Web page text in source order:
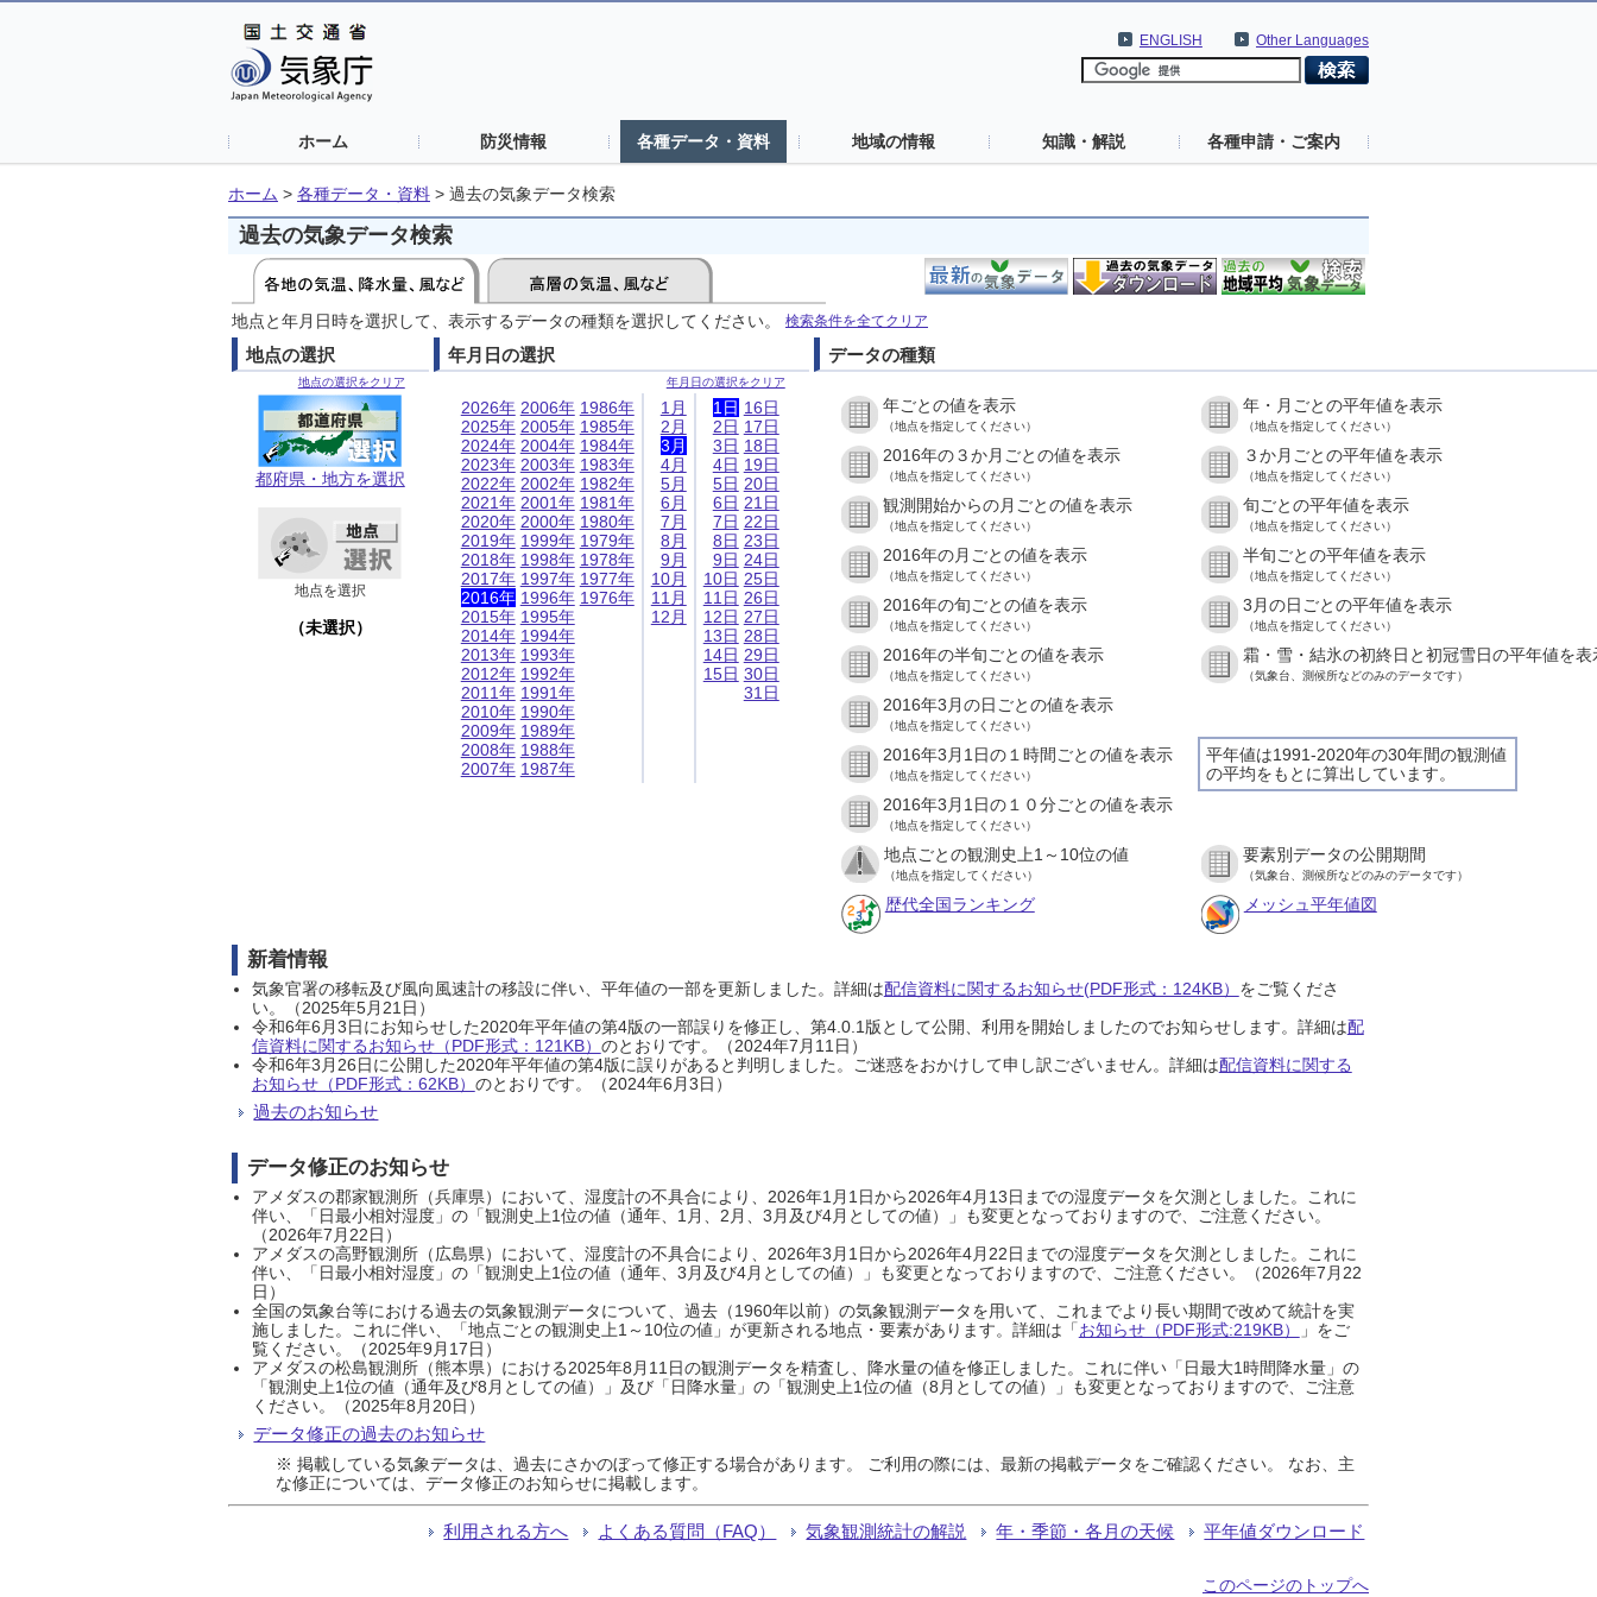
Other Languages
ENGLISH
ホーム 防災情報 各種データ・資料 地域の情報 知識・解説 各種申請・ご案内
ホーム > 各種データ・資料 > 過去の気象データ検索
過去の気象データ検索
地点と年月日時を選択して、表示するデータの種類を選択してください。 検索条件を全てクリア
地点の選択
地点の選択をクリア
都府県・地方を選択
地点を選択
（未選択）
年月日の選択
年月日の選択をクリア
2026年
2025年
2024年
2023年
2022年
2021年
2020年
2019年
2018年
2017年
2016年
2015年
2014年
2013年
2012年
2011年
2010年
2009年
2008年
2007年
2006年
2005年
2004年
2003年
2002年
2001年
2000年
1999年
1998年
1997年
1996年
1995年
1994年
1993年
1992年
1991年
1990年
1989年
1988年
1987年
1986年
1985年
1984年
1983年
1982年
1981年
1980年
1979年
1978年
1977年
1976年
1月
2月
3月
4月
5月
6月
7月
8月
9月
10月
11月
12月
1日
2日
3日
4日
5日
6日
7日
8日
9日
10日
11日
12日
13日
14日
15日
16日
17日
18日
19日
20日
21日
22日
23日
24日
25日
26日
27日
28日
29日
30日
31日
データの種類
年ごとの値を表示
（地点を指定してください）
年・月ごとの平年値を表示
（地点を指定してください）
2016年の３か月ごとの値を表示
（地点を指定してください）
３か月ごとの平年値を表示
（地点を指定してください）
観測開始からの月ごとの値を表示
（地点を指定してください）
旬ごとの平年値を表示
（地点を指定してください）
2016年の月ごとの値を表示
（地点を指定してください）
半旬ごとの平年値を表示
（地点を指定してください）
2016年の旬ごとの値を表示
（地点を指定してください）
3月の日ごとの平年値を表示
（地点を指定してください）
2016年の半旬ごとの値を表示
（地点を指定してください）
霜・雪・結氷の初終日と初冠雪日の平年値を表
（気象台、測候所などのみのデータです）
2016年3月の日ごとの値を表示
（地点を指定してください）
平年値は1991-2020年の30年間の観測値
の平均をもとに算出しています。
2016年3月1日の１時間ごとの値を表示
（地点を指定してください）
2016年3月1日の１０分ごとの値を表示
（地点を指定してください）
地点ごとの観測史上1～10位の値
（地点を指定してください）
要素別データの公開期間
（気象台、測候所などのみのデータです）
歴代全国ランキング メッシュ平年値図
新着情報
気象官署の移転及び風向風速計の移設に伴い、平年値の一部を更新しました。詳細は配信資料に関するお知らせ(PDF形式：124KB） をご覧くださ
い。（2025年5月21日）
令和6年6月3日にお知らせした2020年平年値の第4版の一部誤りを修正し、第4.0.1版として公開、利用を開始しましたのでお知らせします。詳細は配
信資料に関するお知らせ（PDF形式：121KB） のとおりです。（2024年7月11日）
令和6年3月26日に公開した2020年平年値の第4版に誤りがあると判明しました。ご迷惑をおかけして申し訳ございません。詳細は配信資料に関する
お知らせ（PDF形式：62KB） のとおりです。（2024年6月3日）
過去のお知らせ
データ修正のお知らせ
アメダスの郡家観測所（兵庫県）において、湿度計の不具合により、2026年1月1日から2026年4月13日までの湿度データを欠測としました。これに
伴い、「日最小相対湿度」の「観測史上1位の値（通年、1月、2月、3月及び4月としての値）」も変更となっておりますので、ご注意ください。
（2026年7月22日）
アメダスの高野観測所（広島県）において、湿度計の不具合により、2026年3月1日から2026年4月22日までの湿度データを欠測としました。これに
伴い、「日最小相対湿度」の「観測史上1位の値（通年、3月及び4月としての値）」も変更となっておりますので、ご注意ください。（2026年7月22
日）
全国の気象台等における過去の気象観測データについて、過去（1960年以前）の気象観測データを用いて、これまでより長い期間で改めて統計を実
施しました。これに伴い、「地点ごとの観測史上1～10位の値」が更新される地点・要素があります。詳細は「お知らせ（PDF形式:219KB）
」をご
覧ください。（2025年9月17日）
アメダスの松島観測所（熊本県）における2025年8月11日の観測データを精査し、降水量の値を修正しました。これに伴い「日最大1時間降水量」の
「観測史上1位の値（通年及び8月としての値）」及び「日降水量」の「観測史上1位の値（8月としての値）」も変更となっておりますので、ご注意
ください。（2025年8月20日）
データ修正の過去のお知らせ
※ 掲載している気象データは、過去にさかのぼって修正する場合があります。 ご利用の際には、最新の掲載データをご確認ください。 なお、主
な修正については、データ修正のお知らせに掲載します。
利用される方へ よくある質問（FAQ） 気象観測統計の解説 年・季節・各月の天候 平年値ダウンロード
このページのトップへ